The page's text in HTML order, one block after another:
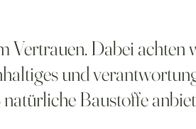
Vertrauen. Dabei achten
und
Baustoffe